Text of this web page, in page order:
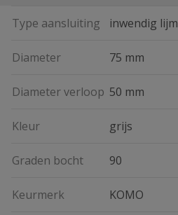
Type aansluiting inwendig lijm
Diameter 75 mm
Diameter verloop 50 mm
Kleur grijs
Graden bocht 90
Keurmerk KOMO